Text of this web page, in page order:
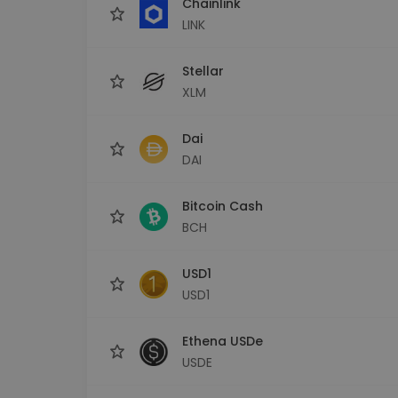
LINK
Stellar
XLM
Dai
DAI
Bitcoin Cash
BCH
USD1
USD1
Ethena USDe
USDE